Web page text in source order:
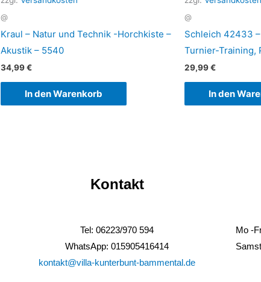
@
Kraul – Natur und Technik -Horchkiste –
Akustik – 5540
34,99€
In den Warenkorb
@
Schleich 42433
Turnier-Training,
29,99€
In den
Kontakt
Tel: 06223/970 594
WhatsApp: 015905416414
kontakt@villa-kunterbunt-bammental.de
Mo -